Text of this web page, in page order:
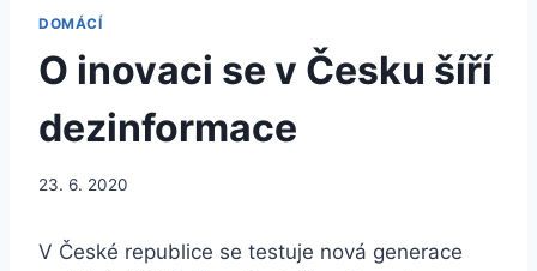
DOMÁCÍ
O inovaci se v Česku šíří
dezinformace
23. 6. 2020
V České republice se testuje nová generace